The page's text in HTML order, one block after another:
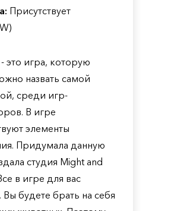
Присутствует
это игра, которую
назвать самой
среди игр-
В игре
элементы
Придумала данную
студия Might and
в игре для вас
Вы будете брать на себя